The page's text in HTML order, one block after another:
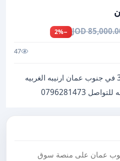
85,000.00
−2%
47
قطعة أرض للبيع مساحه 3930 في جنوب عمان ارنيبه الغربيه
عمان على منصة سوق